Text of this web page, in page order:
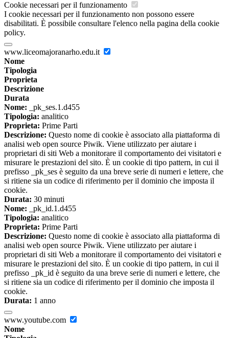
Cookie necessari per il funzionamento
I cookie necessari per il funzionamento non possono essere
disabilitati. È possibile consultare l'elenco nella pagina della cookie
policy.
www.liceomajoranarho.edu.it
Nome
Tipologia
Proprieta
Descrizione
Durata
Nome: _pk_ses.1.d455
Tipologia: analitico
Proprieta: Prime Parti
Descrizione: Questo nome di cookie è associato alla piattaforma di
analisi web open source Piwik. Viene utilizzato per aiutare i
proprietari di siti Web a monitorare il comportamento dei visitatori e
misurare le prestazioni del sito. È un cookie di tipo pattern, in cui il
prefisso _pk_ses è seguito da una breve serie di numeri e lettere, che
si ritiene sia un codice di riferimento per il dominio che imposta il
cookie.
Durata: 30 minuti
Nome: _pk_id.1.d455
Tipologia: analitico
Proprieta: Prime Parti
Descrizione: Questo nome di cookie è associato alla piattaforma di
analisi web open source Piwik. Viene utilizzato per aiutare i
proprietari di siti Web a monitorare il comportamento dei visitatori e
misurare le prestazioni del sito. È un cookie di tipo pattern, in cui il
prefisso _pk_id è seguito da una breve serie di numeri e lettere, che
si ritiene sia un codice di riferimento per il dominio che imposta il
cookie.
Durata: 1 anno
www.youtube.com
Nome